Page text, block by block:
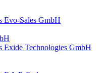
Evo-Sales GmbH
Exide Technologies GmbH